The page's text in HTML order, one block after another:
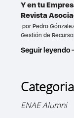
Y en tu
Revista
por Pedro
Gestión de
Seguir leyendo
ENAE Alumni